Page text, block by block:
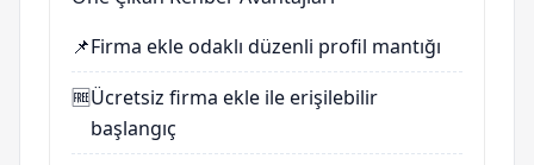
📌Firma ekleodaklı düzenli profil mantığı
🆓Ücretsiz firma ekle ile erişilebilir
başlangıç